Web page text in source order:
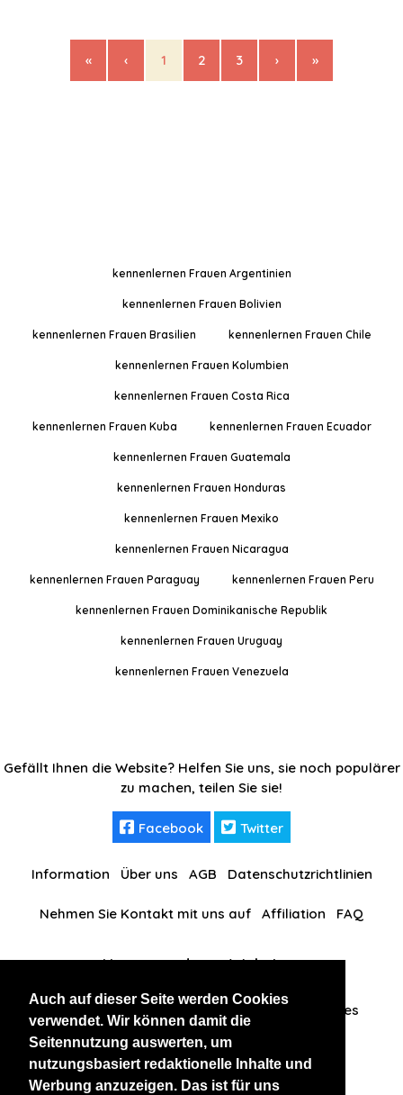
Auch auf dieser Seite werden Cookies
verwendet. Wir können damit die
Seitennutzung auswerten, um
nutzungsbasiert redaktionelle Inhalte und
Werbung anzuzeigen. Das ist für uns
« ‹ 1 2 3 › »
kennenlernen Frauen Argentinien
kennenlernen Frauen Bolivien
kennenlernen Frauen Brasilien kennenlernen Frauen Chile
kennenlernen Frauen Kolumbien
kennenlernen Frauen Costa Rica
kennenlernen Frauen Kuba kennenlernen Frauen Ecuador
kennenlernen Frauen Guatemala
kennenlernen Frauen Honduras
kennenlernen Frauen Mexiko
kennenlernen Frauen Nicaragua
kennenlernen Frauen Paraguay kennenlernen Frauen Peru
kennenlernen Frauen Dominikanische Republik
kennenlernen Frauen Uruguay
kennenlernen Frauen Venezuela
Gefällt Ihnen die Website? Helfen Sie uns, sie noch populärer
zu machen, teilen Sie sie!
Facebook Twitter
Information Über uns AGB Datenschutzrichtlinien
Nehmen Sie Kontakt mit uns auf Affiliation FAQ
Unsere anderen Websites
BlackAndBeauties